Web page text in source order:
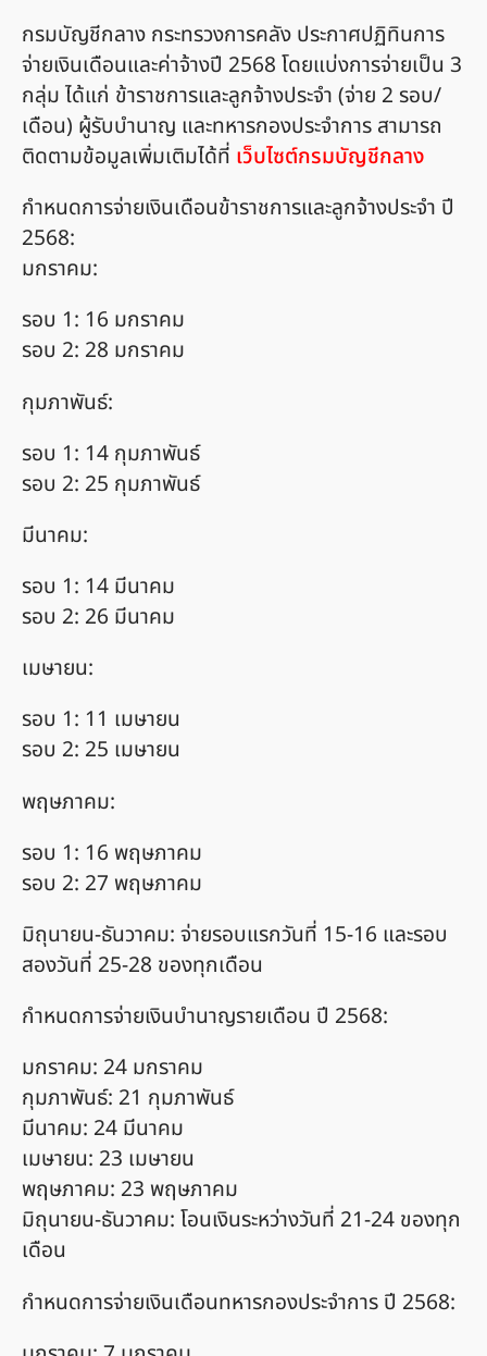
กรมบัญชีกลาง กระทรวงการคลัง ประกาศปฏิทินการ
จ่ายเงินเดือนและค่าจ้างปี 2568 โดยแบ่งการจ่ายเป็น 3
กลุ่ม ได้แก่ ข้าราชการและลูกจ้างประจำ (จ่าย 2 รอบ/
เดือน) ผู้รับบำนาญ และทหารกองประจำการ สามารถ
ติดตามข้อมูลเพิ่มเติมได้ที่ เว็บไซต์กรมบัญชีกลาง
กำหนดการจ่ายเงินเดือนข้าราชการและลูกจ้างประจำ ปี
2568:
มกราคม:
รอบ 1: 16 มกราคม
รอบ 2: 28 มกราคม
กุมภาพันธ์:
รอบ 1: 14 กุมภาพันธ์
รอบ 2: 25 กุมภาพันธ์
มีนาคม:
รอบ 1: 14 มีนาคม
รอบ 2: 26 มีนาคม
เมษายน:
รอบ 1: 11 เมษายน
รอบ 2: 25 เมษายน
พฤษภาคม:
รอบ 1: 16 พฤษภาคม
รอบ 2: 27 พฤษภาคม
มิถุนายน-ธันวาคม: จ่ายรอบแรกวันที่ 15-16 และรอบ
สองวันที่ 25-28 ของทุกเดือน
กำหนดการจ่ายเงินบำนาญรายเดือน ปี 2568:
มกราคม: 24 มกราคม
กุมภาพันธ์: 21 กุมภาพันธ์
มีนาคม: 24 มีนาคม
เมษายน: 23 เมษายน
พฤษภาคม: 23 พฤษภาคม
มิถุนายน-ธันวาคม: โอนเงินระหว่างวันที่ 21-24 ของทุก
เดือน
กำหนดการจ่ายเงินเดือนทหารกองประจำการ ปี 2568: